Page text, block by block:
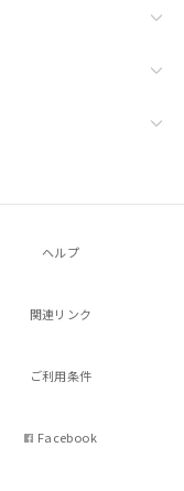
ヘルプ
関連リンク
ご利用条件
Facebook